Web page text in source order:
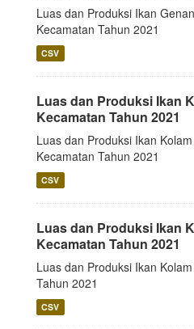
Luas dan Produksi Ikan
Kecamatan Tahun 2021
CSV
Luas dan Produksi Ikan
Kecamatan Tahun 2021
Luas dan Produksi Ikan
Kecamatan Tahun 2021
CSV
Luas dan Produksi Ikan
Kecamatan Tahun 2021
Luas dan Produksi Ikan
Tahun 2021
CSV